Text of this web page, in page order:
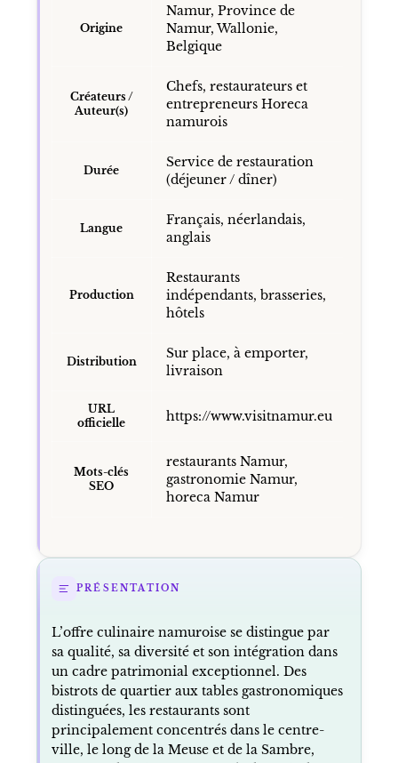
Origine
Namur, Province de
Namur, Wallonie,
Belgique
Créateurs /
Auteur(s)
Chefs, restaurateurs et
entrepreneurs Horeca
namurois
Durée
Service de restauration
(déjeuner / dîner)
Langue
Français, néerlandais,
anglais
Production
Restaurants
indépendants, brasseries,
hôtels
Distribution
Sur place, à emporter,
livraison
URL
officielle
https://www.visitnamur.eu
Mots-clés
SEO
restaurants Namur,
gastronomie Namur,
horeca Namur
PRÉSENTATION
L’offre culinaire namuroise se distingue par
sa qualité, sa diversité et son intégration dans
un cadre patrimonial exceptionnel. Des
bistrots de quartier aux tables gastronomiques
distinguées, les restaurants sont
principalement concentrés dans le centre-
ville, le long de la Meuse et de la Sambre,